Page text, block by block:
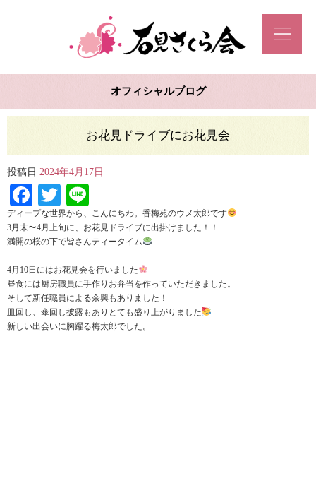
オフィシャルブログ
お花見ドライブにお花見会
投稿日 2024年4月17日
Facebook
Twitter
ディープな世界から、こんにちわ。香梅苑のウメ太郎です
3月末〜4月上旬に、お花見ドライブに出掛けました！！
満開の桜の下で皆さんティータイム
4月10日にはお花見会を行いました
昼食には厨房職員に手作りお弁当を作っていただきました。
そして新任職員による余興もありました！
皿回し、傘回し披露もありとても盛り上がりました
新しい出会いに胸躍る梅太郎でした。